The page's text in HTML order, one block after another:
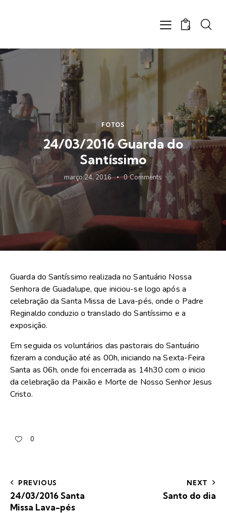
0
FOTOS
24/03/2016 Guarda do
Santíssimo
março 24, 2016 0 Comments
Guarda do Santíssimo realizada no Santuário Nossa
Senhora de Guadalupe, que iniciou-se logo após a
celebração da Santa Missa de Lava-pés, onde o Padre
Reginaldo conduzio o translado do Santíssimo e a
exposição.
Em seguida os voluntários das pastorais do Santuário
fizeram a condução até as 00h, iniciando na Sexta-Feira
Santa as 06h, onde foi encerrada as 14h30 com o inicio
da celebração da Paixão e Morte de Nosso Senhor Jesus
Cristo.
0
PREVIOUS
24/03/2016 Santa
Missa Lava-pés
NEXT
Santo do dia